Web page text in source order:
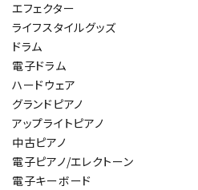
エフェクター
ライフスタイルグッズ
ドラム
電子ドラム
ハードウェア
グランドピアノ
アップライトピアノ
中古ピアノ
電子ピアノ/エレクトーン
電子キーボード